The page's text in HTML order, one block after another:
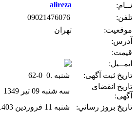
نــام:
alireza
تلفن:
09021476076
موقعیت:
تهران
آدرس:
قیمت:
ایمــیل:
تاریخ ثبت آگهی:
شنبه .0 0-62
تاریخ انقضای
آگهی:
سه شنبه 09 تیر 1349
تاريخ بروز رساني:
شنبه 11 فروردین 1403